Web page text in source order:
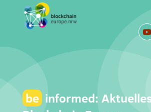
be informed: